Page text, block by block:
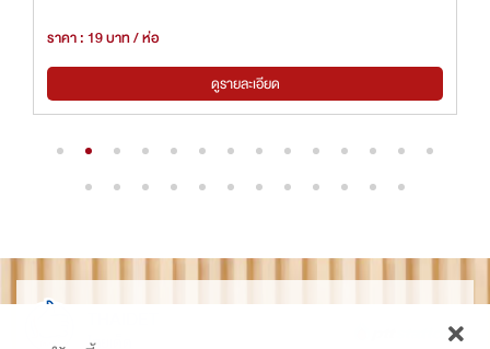
ราคา : 19 บาท / ห่อ
ดูรายละเอียด
ไทยเด็ด